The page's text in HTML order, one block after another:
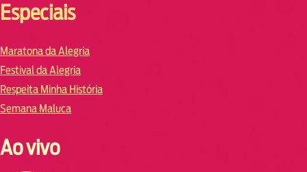
Especiais
Maratona da Alegria
Festival da Alegria
Respeita Minha História
Semana Maluca
Ao vivo